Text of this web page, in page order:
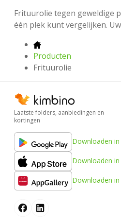
Frituurolie tegen geweldige
één plek kunt vergelijken.
Producten
Frituurolie
Laatste folders, aanbiedingen en
kortingen
Downloaden in
Downloaden in
Downloaden in